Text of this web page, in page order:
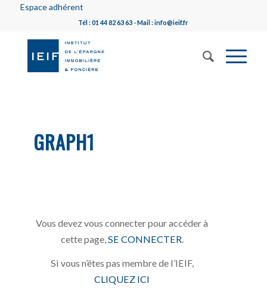
Espace adhérent
Tél : 01 44 82 63 63 - Mail : info@ieif.fr
GRAPH1
Vous devez vous connecter pour accéder à
cette page, SE CONNECTER
Si vous n’êtes pas membre de l’IEIF,
CLIQUEZ ICI